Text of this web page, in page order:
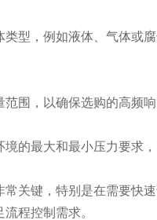
，例如液体、气体或腐
，以确保选购的高频响
最大和最小压力要求，
键，特别是在需要快速
程控制需求。